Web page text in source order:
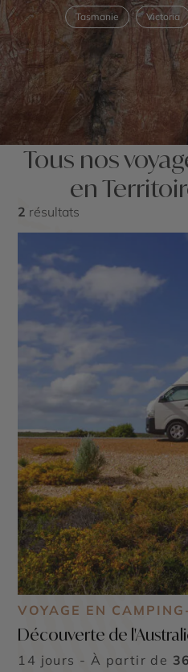
Tasmanie Victoria
Tous nos
en
2 résultats
VOYAGE EN
Découverte de
14 jours - À partir de